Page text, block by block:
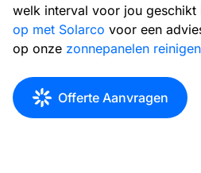
welk interval voor jou geschikt
op met Solarco voor een
op onze zonnepanelen reinigen
Offerte Aanvragen